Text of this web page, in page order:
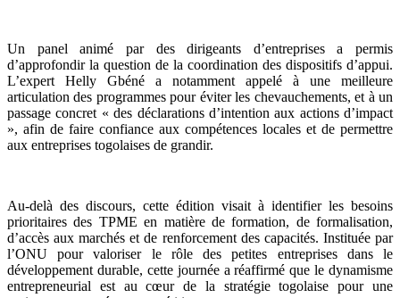
Un panel animé par des dirigeants d’entreprises a permis
d’approfondir la question de la coordination des dispositifs d’appui.
L’expert Helly Gbéné a notamment appelé à une meilleure
articulation des programmes pour éviter les chevauchements, et à un
passage concret « des déclarations d’intention aux actions d’impact
», afin de faire confiance aux compétences locales et de permettre
aux entreprises togolaises de grandir.
Au-delà des discours, cette édition visait à identifier les besoins
prioritaires des TPME en matière de formation, de formalisation,
d’accès aux marchés et de renforcement des capacités. Instituée par
l’ONU pour valoriser le rôle des petites entreprises dans le
développement durable, cette journée a réaffirmé que le dynamisme
entrepreneurial est au cœur de la stratégie togolaise pour une